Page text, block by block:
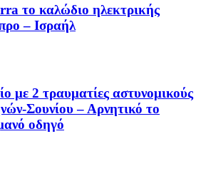
το καλώδιο ηλεκτρικής
– Ισραήλ
με 2 τραυματίες αστυνομικούς
Σουνίου – Αρνητικό το
οδηγό